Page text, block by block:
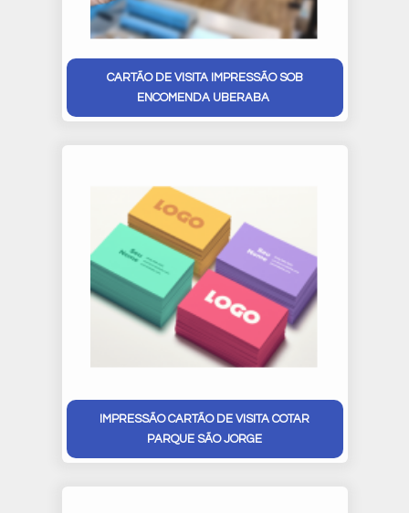
CARTÃO DE VISITA IMPRESSÃO SOB
ENCOMENDA UBERABA
IMPRESSÃO CARTÃO DE VISITA COTAR
PARQUE SÃO JORGE